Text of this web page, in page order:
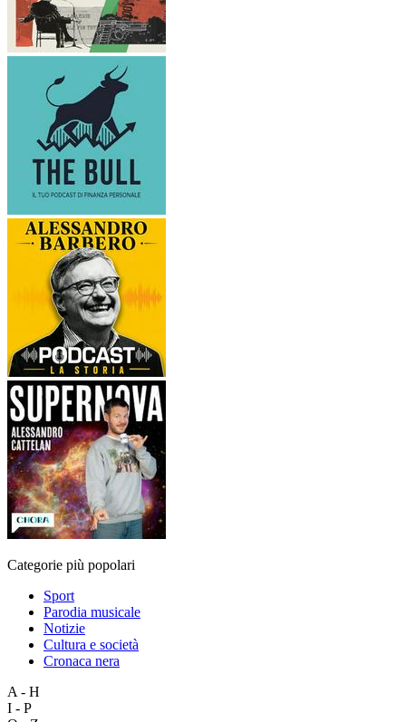
Categorie più popolari
Sport
Parodia musicale
Notizie
Cultura e società
Cronaca nera
A - H
I - P